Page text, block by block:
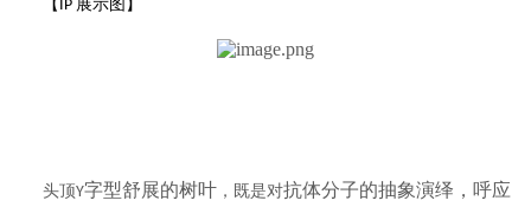
【 IP 展示图】
头顶Y字型舒展的树叶 ， 既是对抗体分子的抽象演绎，呼应